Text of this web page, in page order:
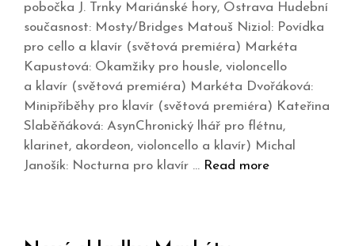
pobočka J. Trnky Mariánské hory, Ostrava Hudební
současnost: Mosty/Bridges Matouš Niziol: Povídka
pro cello a klavír (světová premiéra) Markéta
Kapustová: Okamžiky pro housle, violoncello
a klavír (světová premiéra) Markéta Dvořáková:
Minipříběhy pro klavír (světová premiéra) Kateřina
Slaběňáková: AsynChronický lhář pro flétnu,
klarinet, akordeon, violoncello a klavír) Michal
Janošík: Nocturna pro klavír … Read more